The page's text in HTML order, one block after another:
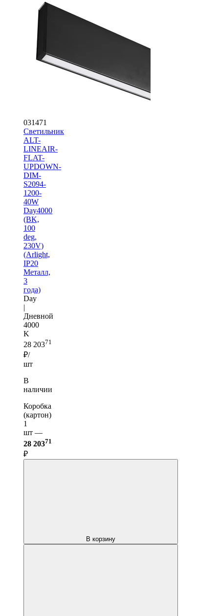
031471
Светильник
ALT-
LINEAIR-
FLAT-
UPDOWN-
DIM-
S2094-
1200-
40W
Day4000
(BK,
100
deg,
230V)
(Arlight,
IP20
Металл,
3
года)
Day
|
Дневной
4000
K
28 20371
₽/
шт
В
наличии
Коробка
(картон)
1
шт —
28 20371
₽
В корзину